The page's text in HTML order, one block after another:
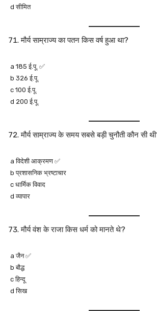
d सीमित
मौर्य साम्राज्य का पतन किस वर्ष हुआ था?
a 185 ई.पू. ✅
b 326 ई.पू.
c 100 ई.पू.
d 200 ई.पू.
मौर्य साम्राज्य के समय सबसे बड़ी चुनौती कौन सी
a विदेशी आक्रमण ✅
b प्रशासनिक भ्रष्टाचार
c धार्मिक विवाद
d व्यापार
मौर्य वंश के राजा किस धर्म को मानते थे?
a जैन ✅
b बौद्ध
c हिन्दू
d सिख